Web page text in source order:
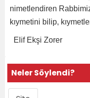
nimetlendiren
kıymetini bilip,
Elif Ekşi Zorer
Neler Söylendi?